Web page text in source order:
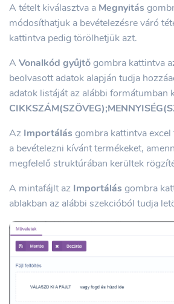
A tételt kiválasztva a Megnyitás
módosíthatjuk a bevételezésre váró
kattintva pedig törölhetjük azt.
A Vonalkód gyűjtőgombra kattintva
beolvasott adatok alapján tudja
adatok listáját az alábbi formátumban
Az Importálás gombra kattintva
a bevételezni kívánt termékeket,
megfelelő struktúrában kerültek
A mintafájlt az Importálás gombra
ablakban az alábbi szekcióból tudja